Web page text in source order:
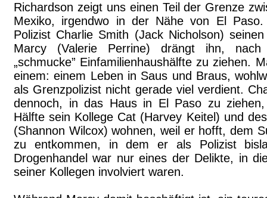
Richardson zeigt uns einen Teil der Grenze
Mexiko, irgendwo in der Nähe von El
Polizist Charlie Smith (Jack Nicholson)
Marcy (Valerie Perrine) drängt ihn,
„schmucke” Einfamilienhaushälfte zu ziehen.
einem: einem Leben in Saus und Braus,
als Grenzpolizist nicht gerade viel verdient.
dennoch, in das Haus in El Paso zu
Hälfte sein Kollege Cat (Harvey Keitel) und
(Shannon Wilcox) wohnen, weil er hofft, dem
zu entkommen, in dem er als Polizist
Drogenhandel war nur eines der Delikte, in
seiner Kollegen involviert waren.